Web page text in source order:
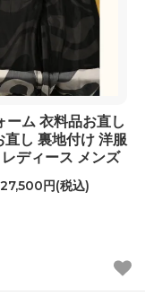
ーム 衣料品お直し
直し 裏地付け 洋服
ディース メンズ
27,500円(税込)